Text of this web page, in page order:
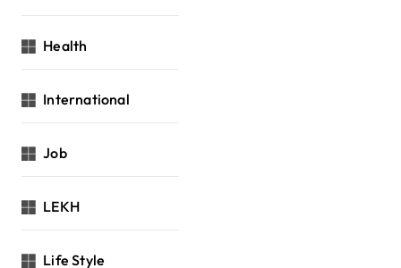
Health
International
Job
LEKH
Life Style